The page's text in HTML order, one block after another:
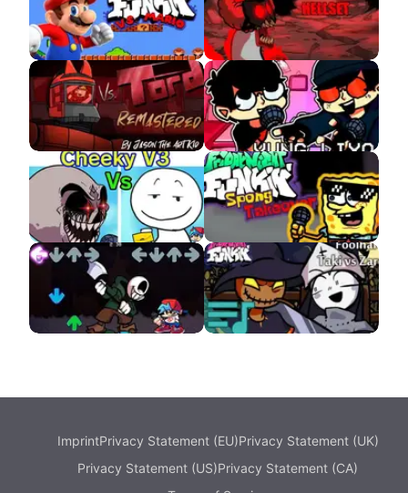
VS Mario APK VS Tricky Hellset
VS Tord APK VS Yung Lixo APK
VS Cheeky v3 APK SpongBob FNF
ImprintPrivacy Statement (EU)Privacy Statement (UK)
Privacy Statement (US)Privacy Statement (CA)